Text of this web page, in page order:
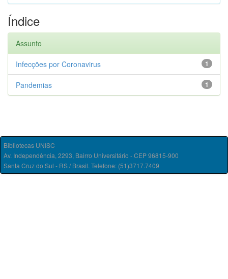
Índice
Assunto
1
Infecções por Coronavirus
1
Pandemias
Bibliotecas UNISC
Av. Independência, 2293, Bairro Universitário - CEP 96815-900
Santa Cruz do Sul - RS / Brasil. Telefone: (51)3717.7409